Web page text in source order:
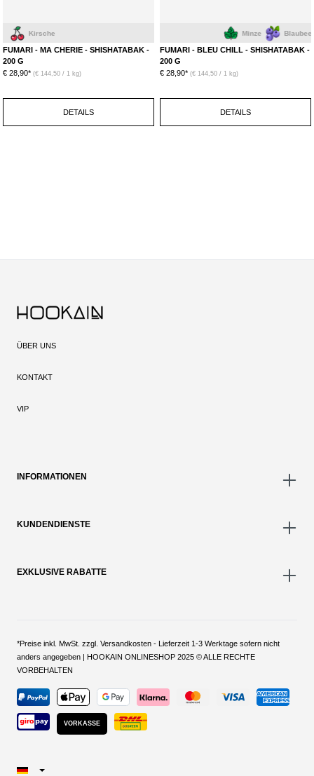
Kirsche
FUMARI - MA CHERIE - SHISHATABAK -
200 G
€ 28,90* (€ 144,50 / 1 kg)
DETAILS
Minze Blaubeere
FUMARI - BLEU CHILL - SHISHATABAK -
200 G
€ 28,90* (€ 144,50 / 1 kg)
DETAILS
ÜBER UNS
KONTAKT
VIP
INFORMATIONEN
KUNDENDIENSTE
EXKLUSIVE RABATTE
*Preise inkl. MwSt. zzgl. Versandkosten - Lieferzeit 1-3 Werktage sofern nicht
anders angegeben | HOOKAIN ONLINESHOP 2025 © ALLE RECHTE
VORBEHALTEN
VORKASSE